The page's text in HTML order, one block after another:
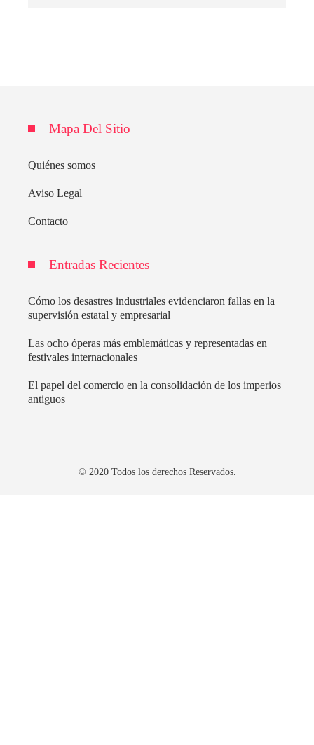
Mapa Del Sitio
Quiénes somos
Aviso Legal
Contacto
Entradas Recientes
Cómo los desastres industriales evidenciaron fallas en la
supervisión estatal y empresarial
Las ocho óperas más emblemáticas y representadas en
festivales internacionales
El papel del comercio en la consolidación de los imperios
antiguos
© 2020 Todos los derechos Reservados.